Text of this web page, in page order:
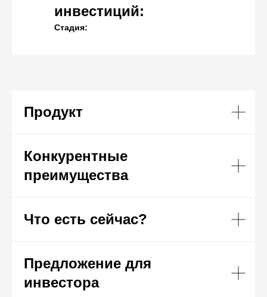
инвестиций:
Стадия:
Продукт
Конкурентные
преимущества
Что есть сейчас?
Предложение для
инвестора